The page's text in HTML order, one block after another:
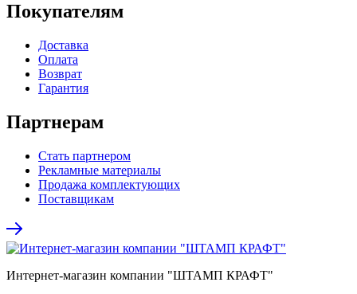
Покупателям
Доставка
Оплата
Возврат
Гарантия
Партнерам
Стать партнером
Рекламные материалы
Продажа комплектующих
Поставщикам
Интернет-магазин компании "ШТАМП КРАФТ"